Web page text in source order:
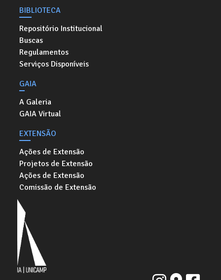
BIBLIOTECA
Repositório Institucional
Buscas
Regulamentos
Serviços Disponíveis
GAIA
A Galeria
GAIA Virtual
EXTENSÃO
Ações de Extensão
Projetos de Extensão
Ações de Extensão
Comissão de Extensão